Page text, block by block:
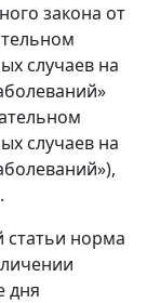
закона от
случаев на
случаев на
статьи норма
дня